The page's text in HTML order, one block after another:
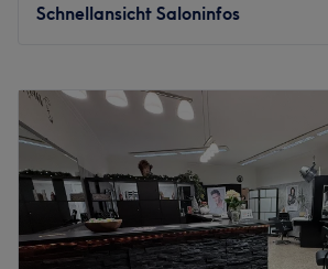
Schnellansicht Saloninfos
Dienstag
Mittwoch
Donnerstag
Freitag
Samstag
Sonntag